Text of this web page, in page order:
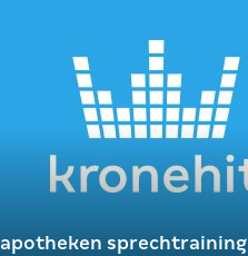
apotheken sprechtraining